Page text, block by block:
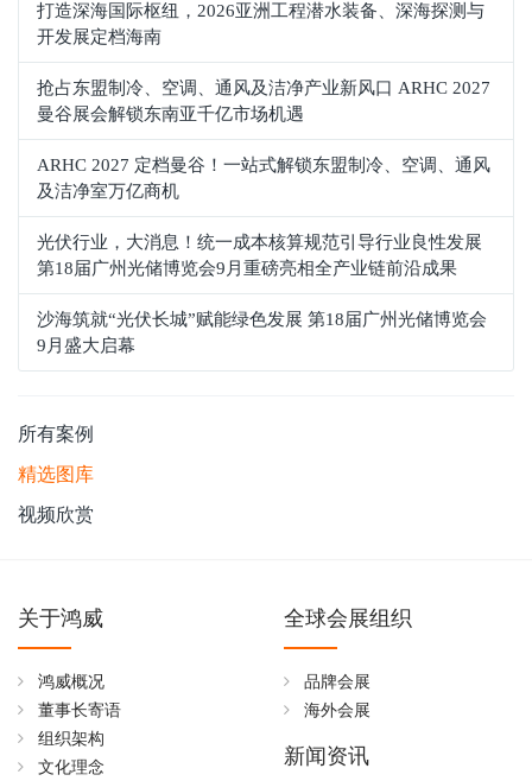
打造深海国际枢纽，2026亚洲工程潜水装备、深海探测与
开发展定档海南
抢占东盟制冷、空调、通风及洁净产业新风口 ARHC 2027
曼谷展会解锁东南亚千亿市场机遇
ARHC 2027 定档曼谷！一站式解锁东盟制冷、空调、通风
及洁净室万亿商机
光伏行业，大消息！统一成本核算规范引导行业良性发展
第18届广州光储博览会9月重磅亮相全产业链前沿成果
沙海筑就“光伏长城”赋能绿色发展 第18届广州光储博览会
9月盛大启幕
所有案例
精选图库
视频欣赏
关于鸿威
鸿威概况
董事长寄语
组织架构
文化理念
全球会展组织
品牌会展
海外会展
新闻资讯